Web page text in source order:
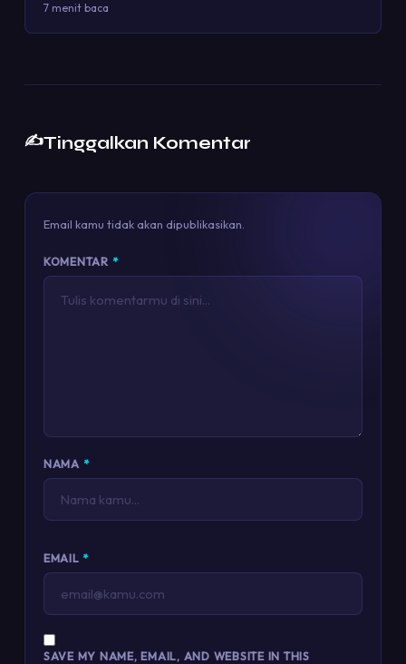
7 menit baca
✍️Tinggalkan Komentar
Email kamu tidak akan dipublikasikan.
KOMENTAR *
NAMA *
EMAIL *
SAVE MY NAME, EMAIL, AND WEBSITE IN THIS